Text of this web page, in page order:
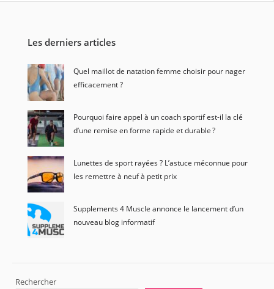
Les derniers articles
Quel maillot de natation femme choisir pour nager
efficacement ?
Pourquoi faire appel à un coach sportif est-il la clé
d’une remise en forme rapide et durable ?
Lunettes de sport rayées ? L’astuce méconnue pour
les remettre à neuf à petit prix
Supplements 4 Muscle annonce le lancement d’un
nouveau blog informatif
Rechercher